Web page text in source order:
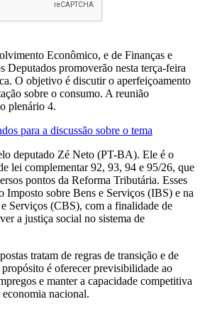
Econômico, e de Finanças e
Deputados promoverão nesta terça-feira
O objetivo é discutir o aperfeiçoamento
sobre o consumo. A reunião
plenário 4.
para a discussão sobre o tema
deputado Zé Neto (PT-BA). Ele é o
lei complementar 92, 93, 94 e 95/26, que
pontos da Reforma Tributária. Esses
Imposto sobre Bens e Serviços (IBS) e na
Serviços (CBS), com a finalidade de
a justiça social no sistema de
tratam de regras de transição e de
é oferecer previsibilidade ao
e manter a capacidade competitiva
economia nacional.